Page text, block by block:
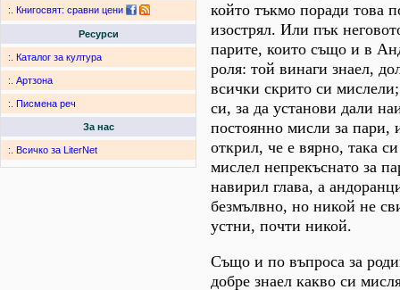
:. Книгосвят: сравни цени
Ресурси
:. Каталог за култура
:. Артзона
:. Писмена реч
За нас
:. Всичко за LiterNet
който тъкмо поради това
изострял. Или пък
парите, които също и в
роля: той винаги знаел,
всички скрито си
си, за да установи дали
постоянно мисли за пари,
открил, че е вярно, така
мислел непрекъснато за
навирил глава, а
безмълвно, но никой не
устни, почти никой.
Също и по въпроса за
добре знаел какво си